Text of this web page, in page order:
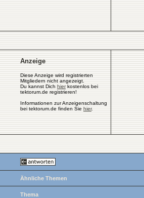
Anzeige
Diese Anzeige wird registrierten
Mitgliedern nicht angezeigt.
Du kannst Dich hierkostenlos bei
tektorum.de registrieren!
Informationen zur Anzeigenschaltung
bei tektorum.de finden Sie hier.
Ähnliche Themen
Thema